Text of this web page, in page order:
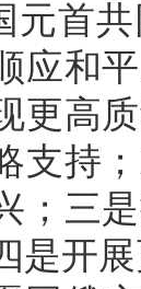
元首
应和
更高
支持
；三
是开